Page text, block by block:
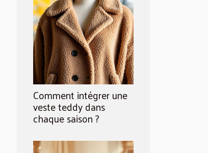
Comment intégrer une
veste teddy dans
chaque saison ?